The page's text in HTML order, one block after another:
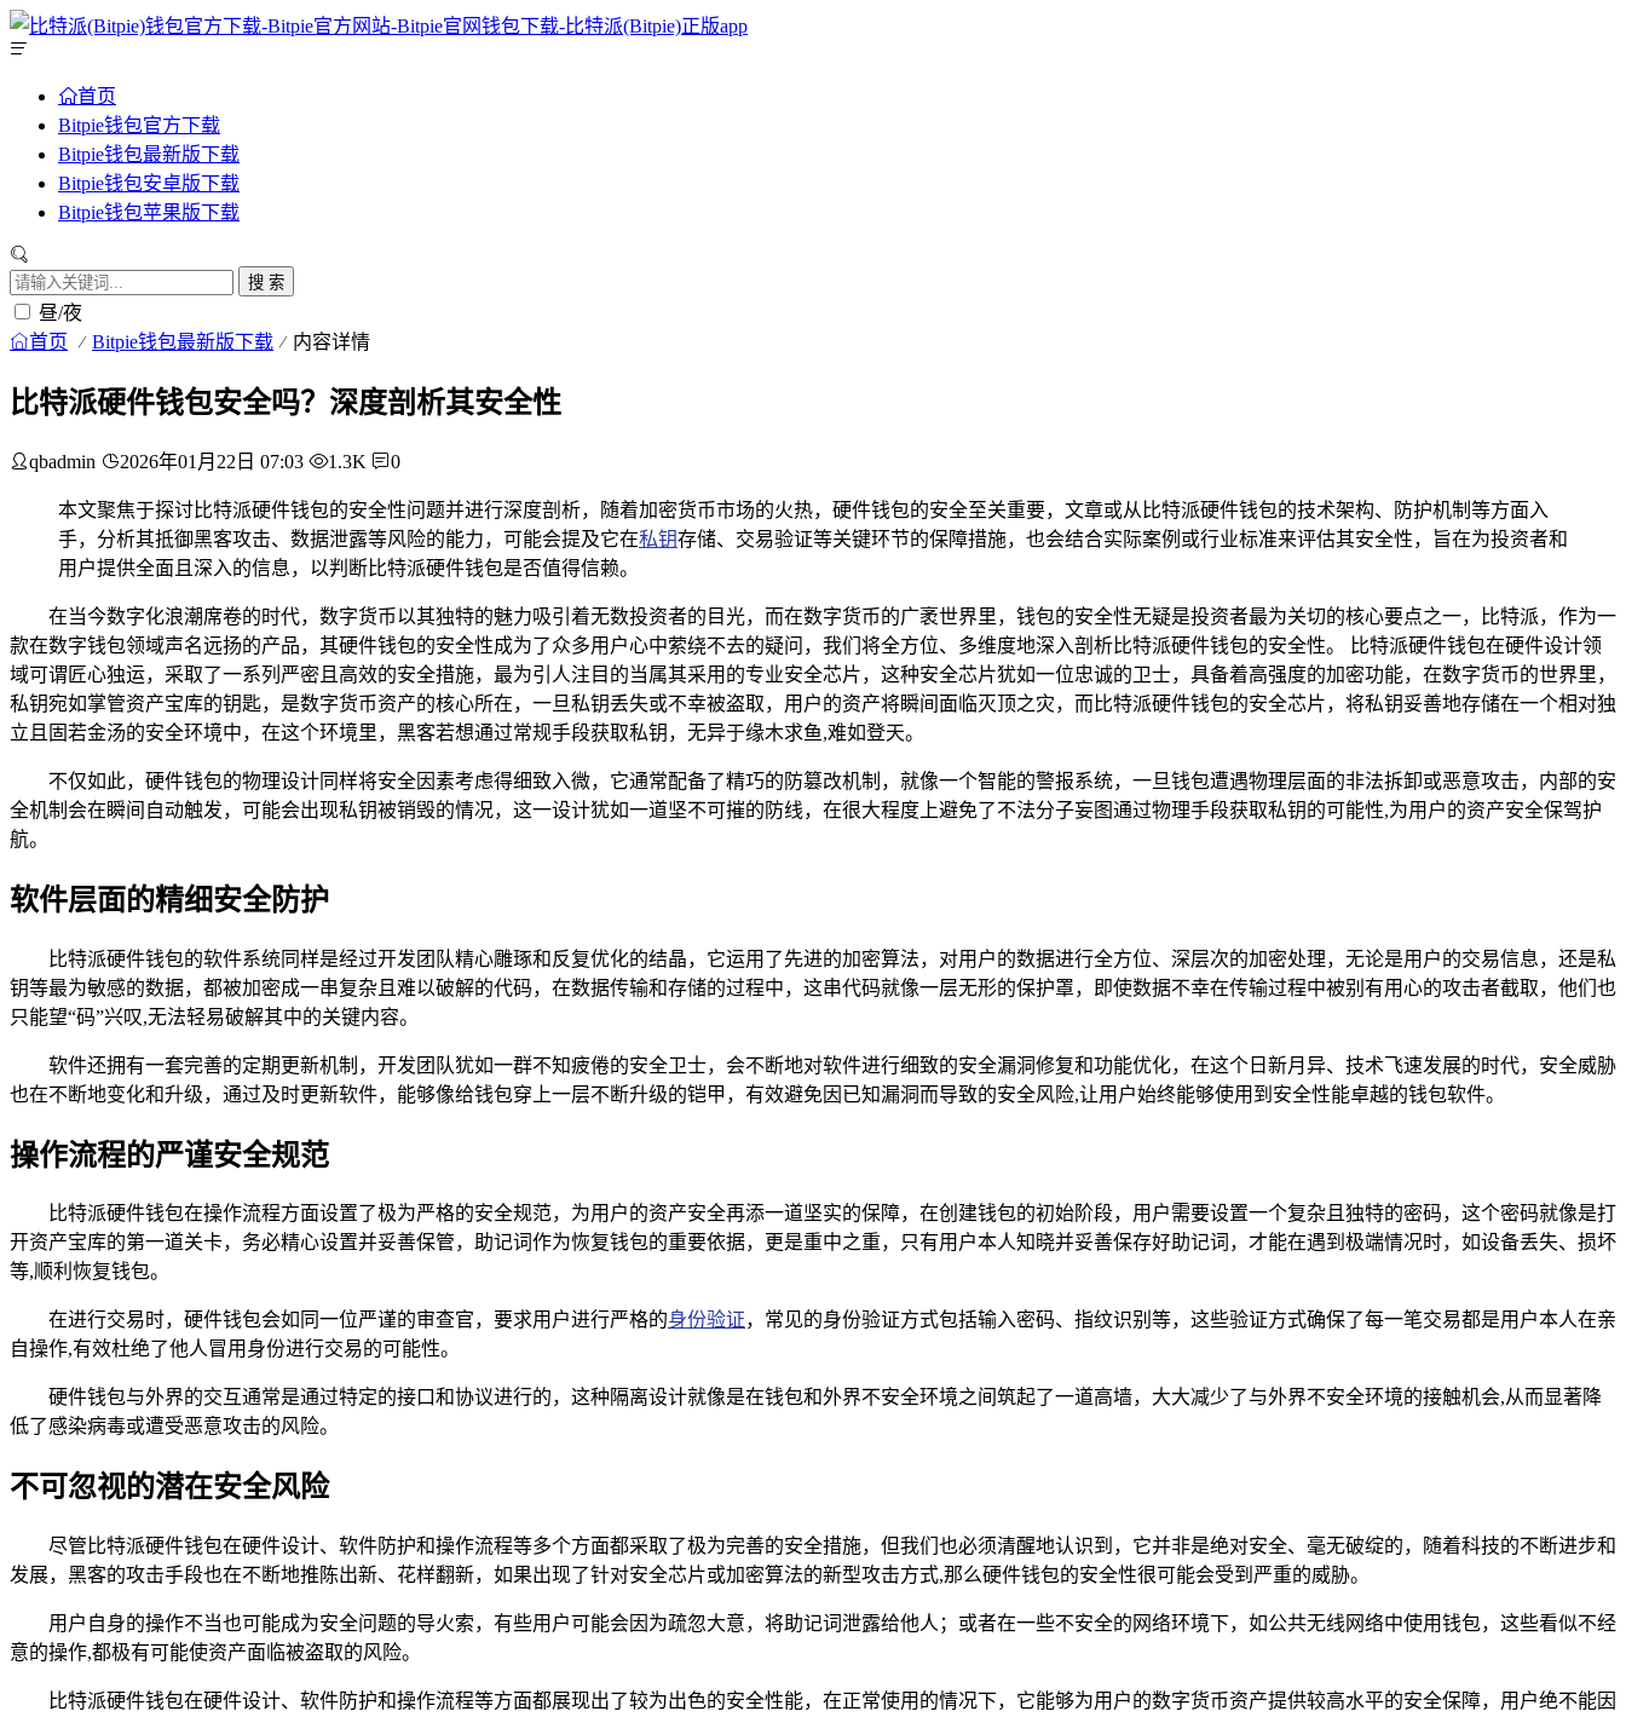
首页
Bitpie钱包官方下载
Bitpie钱包最新版下载
Bitpie钱包安卓版下载
Bitpie钱包苹果版下载
搜 索
昼/夜
首页 Bitpie钱包最新版下载 内容详情
比特派硬件钱包安全吗？深度剖析其安全性
qbadmin 2026年01月22日 07:03 1.3K 0
本文聚焦于探讨比特派硬件钱包的安全性问题并进行深度剖析，随着加密货币市场的火热，硬件钱包的安全至关重要，文章或从比特派硬件钱包的技术架构、防护机制等方面入
手，分析其抵御黑客攻击、数据泄露等风险的能力，可能会提及它在私钥存储、交易验证等关键环节的保障措施，也会结合实际案例或行业标准来评估其安全性，旨在为投资者和
用户提供全面且深入的信息，以判断比特派硬件钱包是否值得信赖。
在当今数字化浪潮席卷的时代，数字货币以其独特的魅力吸引着无数投资者的目光，而在数字货币的广袤世界里，钱包的安全性无疑是投资者最为关切的核心要点之一，比特派，作为一
款在数字钱包领域声名远扬的产品，其硬件钱包的安全性成为了众多用户心中萦绕不去的疑问，我们将全方位、多维度地深入剖析比特派硬件钱包的安全性。 比特派硬件钱包在硬件设计领
域可谓匠心独运，采取了一系列严密且高效的安全措施，最为引人注目的当属其采用的专业安全芯片，这种安全芯片犹如一位忠诚的卫士，具备着高强度的加密功能，在数字货币的世界里，
私钥宛如掌管资产宝库的钥匙，是数字货币资产的核心所在，一旦私钥丢失或不幸被盗取，用户的资产将瞬间面临灭顶之灾，而比特派硬件钱包的安全芯片，将私钥妥善地存储在一个相对独
立且固若金汤的安全环境中，在这个环境里，黑客若想通过常规手段获取私钥，无异于缘木求鱼,难如登天。
不仅如此，硬件钱包的物理设计同样将安全因素考虑得细致入微，它通常配备了精巧的防篡改机制，就像一个智能的警报系统，一旦钱包遭遇物理层面的非法拆卸或恶意攻击，内部的安
全机制会在瞬间自动触发，可能会出现私钥被销毁的情况，这一设计犹如一道坚不可摧的防线，在很大程度上避免了不法分子妄图通过物理手段获取私钥的可能性,为用户的资产安全保驾护
航。
软件层面的精细安全防护
比特派硬件钱包的软件系统同样是经过开发团队精心雕琢和反复优化的结晶，它运用了先进的加密算法，对用户的数据进行全方位、深层次的加密处理，无论是用户的交易信息，还是私
钥等最为敏感的数据，都被加密成一串复杂且难以破解的代码，在数据传输和存储的过程中，这串代码就像一层无形的保护罩，即使数据不幸在传输过程中被别有用心的攻击者截取，他们也
只能望“码”兴叹,无法轻易破解其中的关键内容。
软件还拥有一套完善的定期更新机制，开发团队犹如一群不知疲倦的安全卫士，会不断地对软件进行细致的安全漏洞修复和功能优化，在这个日新月异、技术飞速发展的时代，安全威胁
也在不断地变化和升级，通过及时更新软件，能够像给钱包穿上一层不断升级的铠甲，有效避免因已知漏洞而导致的安全风险,让用户始终能够使用到安全性能卓越的钱包软件。
操作流程的严谨安全规范
比特派硬件钱包在操作流程方面设置了极为严格的安全规范，为用户的资产安全再添一道坚实的保障，在创建钱包的初始阶段，用户需要设置一个复杂且独特的密码，这个密码就像是打
开资产宝库的第一道关卡，务必精心设置并妥善保管，助记词作为恢复钱包的重要依据，更是重中之重，只有用户本人知晓并妥善保存好助记词，才能在遇到极端情况时，如设备丢失、损坏
等,顺利恢复钱包。
在进行交易时，硬件钱包会如同一位严谨的审查官，要求用户进行严格的身份验证，常见的身份验证方式包括输入密码、指纹识别等，这些验证方式确保了每一笔交易都是用户本人在亲
自操作,有效杜绝了他人冒用身份进行交易的可能性。
硬件钱包与外界的交互通常是通过特定的接口和协议进行的，这种隔离设计就像是在钱包和外界不安全环境之间筑起了一道高墙，大大减少了与外界不安全环境的接触机会,从而显著降
低了感染病毒或遭受恶意攻击的风险。
不可忽视的潜在安全风险
尽管比特派硬件钱包在硬件设计、软件防护和操作流程等多个方面都采取了极为完善的安全措施，但我们也必须清醒地认识到，它并非是绝对安全、毫无破绽的，随着科技的不断进步和
发展，黑客的攻击手段也在不断地推陈出新、花样翻新，如果出现了针对安全芯片或加密算法的新型攻击方式,那么硬件钱包的安全性很可能会受到严重的威胁。
用户自身的操作不当也可能成为安全问题的导火索，有些用户可能会因为疏忽大意，将助记词泄露给他人；或者在一些不安全的网络环境下，如公共无线网络中使用钱包，这些看似不经
意的操作,都极有可能使资产面临被盗取的风险。
比特派硬件钱包在硬件设计、软件防护和操作流程等方面都展现出了较为出色的安全性能，在正常使用的情况下，它能够为用户的数字货币资产提供较高水平的安全保障，用户绝不能因